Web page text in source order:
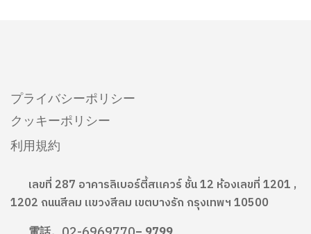
プライバシーポリシー
クッキーポリシー
利用規約
เลขที่ 287 อาคารลิเบอร์ตี้สแควร์ ชั้น 12 ห้องเลขที่ 1201 ,
1202 ถนนสีลม แขวงสีลม เขตบางรัก กรุงเทพฯ 10500